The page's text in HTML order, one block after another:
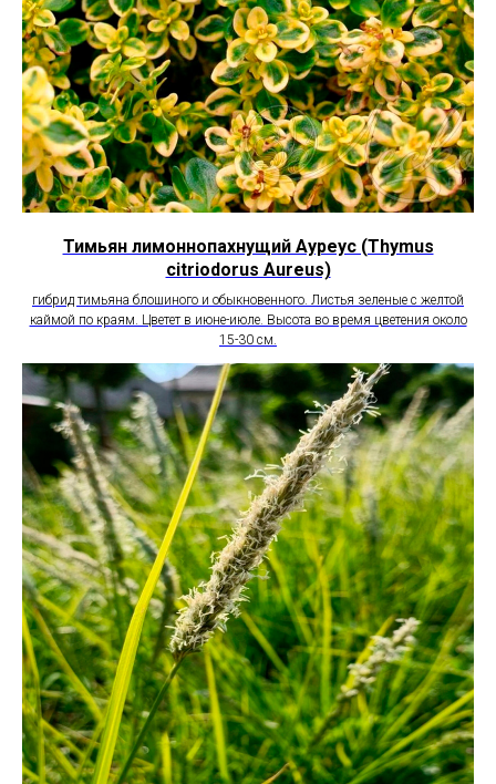
Тимьян лимоннопахнущий Ауреус (Thymus
citriodorus Aureus)
гибрид тимьяна блошиного и обыкновенного. Листья зеленые с желтой
каймой по краям. Цветет в июне-июле. Высота во время цветения около
15-30 см.